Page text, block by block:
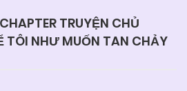
TRUYỆN CHỦ
TÔI NHƯ MUỐN TAN CHẢY